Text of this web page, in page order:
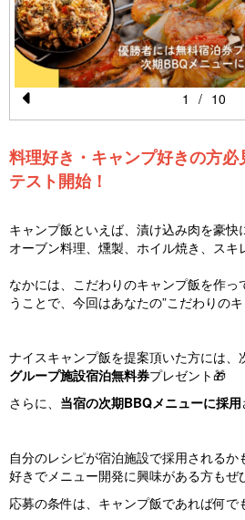
Pr
e
vi
u
s
1 / 10
料理好き・キャンプ好きの方必
テスト開始！
キャンプ飯といえば、漬け込み肉を豪快
オーブン料理、燻製、ホイル焼き、スキ
なかには、こだわりのキャンプ飯を作
うことで、今回はあなたの”こだわりの
ナイスキャンプ飯を提案頂いた方には、
グループ施設宿泊無料券プレゼント🎁
さらに、 当宿の次期BBQメニューに採用
自分のレシピが宿泊施設で採用される
好きでメニュー開発に興味がある方もぜ
応募の条件は、キャンプ飯であれば何で